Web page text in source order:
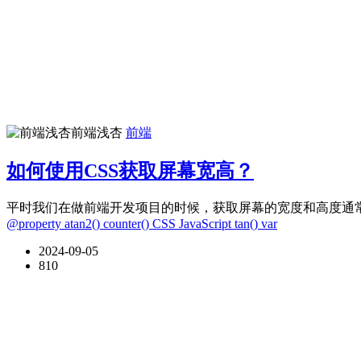
前端浅杏 前端
如何使用CSS获取屏幕宽高？
平时我们在做前端开发项目的时候，获取屏幕的宽度和高度通
@property atan2() counter() CSS JavaScript tan() var
2024-09-05
810